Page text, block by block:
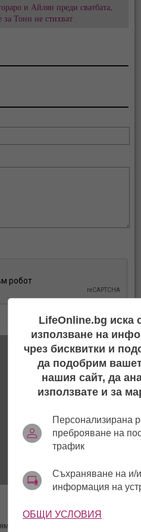
и Айлян преди сватбата,
за Тони не стихват
Орбит – архитектът на „Ray
LifeOnline.bg иска
използване на
чрез бисквитки и
да подобрим
нашия сайт, да
използвате и за
Персонализирана
преброяване на
трафик
Съхраняване на и/
информация на
ОБЩИ УСЛОВИЯ